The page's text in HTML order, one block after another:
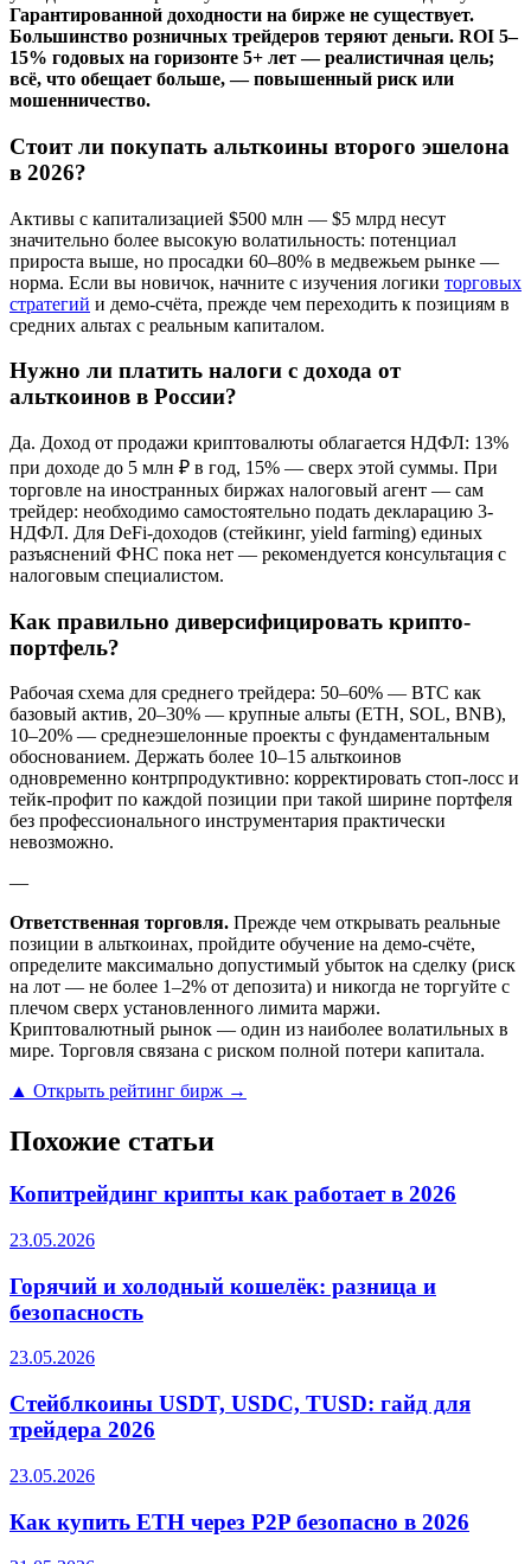
Гарантированной доходности на бирже не существует.
Большинство розничных трейдеров теряют деньги. ROI 5–
15% годовых на горизонте 5+ лет — реалистичная цель;
всё, что обещает больше, — повышенный риск или
мошенничество.
Стоит ли покупать альткоины второго эшелона
в 2026?
Активы с капитализацией $500 млн — $5 млрд несут
значительно более высокую волатильность: потенциал
прироста выше, но просадки 60–80% в медвежьем рынке —
норма. Если вы новичок, начните с изучения логики торговых
стратегий и демо-счёта, прежде чем переходить к позициям в
средних альтах с реальным капиталом.
Нужно ли платить налоги с дохода от
альткоинов в России?
Да. Доход от продажи криптовалюты облагается НДФЛ: 13%
при доходе до 5 млн ₽ в год, 15% — сверх этой суммы. При
торговле на иностранных биржах налоговый агент — сам
трейдер: необходимо самостоятельно подать декларацию 3-
НДФЛ. Для DeFi-доходов (стейкинг, yield farming) единых
разъяснений ФНС пока нет — рекомендуется консультация с
налоговым специалистом.
Как правильно диверсифицировать крипто-
портфель?
Рабочая схема для среднего трейдера: 50–60% — BTC как
базовый актив, 20–30% — крупные альты (ETH, SOL, BNB),
10–20% — среднеэшелонные проекты с фундаментальным
обоснованием. Держать более 10–15 альткоинов
одновременно контрпродуктивно: корректировать стоп-лосс и
тейк-профит по каждой позиции при такой ширине портфеля
без профессионального инструментария практически
невозможно.
—
Ответственная торговля. Прежде чем открывать реальные
позиции в альткоинах, пройдите обучение на демо-счёте,
определите максимально допустимый убыток на сделку (риск
на лот — не более 1–2% от депозита) и никогда не торгуйте с
плечом сверх установленного лимита маржи.
Криптовалютный рынок — один из наиболее волатильных в
мире. Торговля связана с риском полной потери капитала.
▲ Открыть рейтинг бирж →
Похожие статьи
Копитрейдинг крипты как работает в 2026
23.05.2026
Горячий и холодный кошелёк: разница и
безопасность
23.05.2026
Стейблкоины USDT, USDC, TUSD: гайд для
трейдера 2026
23.05.2026
Как купить ETH через P2P безопасно в 2026